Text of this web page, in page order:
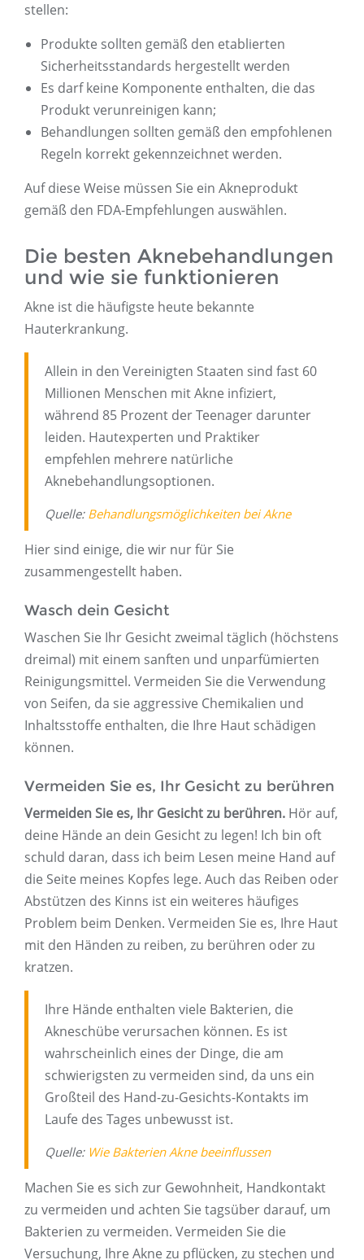
stellen:
Produkte sollten gemäß den etablierten
Sicherheitsstandards hergestellt werden
Es darf keine Komponente enthalten, die das
Produkt verunreinigen kann;
Behandlungen sollten gemäß den empfohlenen
Regeln korrekt gekennzeichnet werden.
Auf diese Weise müssen Sie ein Akneprodukt
gemäß den FDA-Empfehlungen auswählen.
Die besten Aknebehandlungen
und wie sie funktionieren
Akne ist die häufigste heute bekannte
Hauterkrankung.
Allein in den Vereinigten Staaten sind fast 60
Millionen Menschen mit Akne infiziert,
während 85 Prozent der Teenager darunter
leiden. Hautexperten und Praktiker
empfehlen mehrere natürliche
Aknebehandlungsoptionen.
Quelle: Behandlungsmöglichkeiten bei Akne
Hier sind einige, die wir nur für Sie
zusammengestellt haben.
Wasch dein Gesicht
Waschen Sie Ihr Gesicht zweimal täglich (höchstens
dreimal) mit einem sanften und unparfümierten
Reinigungsmittel. Vermeiden Sie die Verwendung
von Seifen, da sie aggressive Chemikalien und
Inhaltsstoffe enthalten, die Ihre Haut schädigen
können.
Vermeiden Sie es, Ihr Gesicht zu berühren
Vermeiden Sie es, Ihr Gesicht zu berühren. Hör auf,
deine Hände an dein Gesicht zu legen! Ich bin oft
schuld daran, dass ich beim Lesen meine Hand auf
die Seite meines Kopfes lege. Auch das Reiben oder
Abstützen des Kinns ist ein weiteres häufiges
Problem beim Denken. Vermeiden Sie es, Ihre Haut
mit den Händen zu reiben, zu berühren oder zu
kratzen.
Ihre Hände enthalten viele Bakterien, die
Akneschübe verursachen können. Es ist
wahrscheinlich eines der Dinge, die am
schwierigsten zu vermeiden sind, da uns ein
Großteil des Hand-zu-Gesichts-Kontakts im
Laufe des Tages unbewusst ist.
Quelle: Wie Bakterien Akne beeinflussen
Machen Sie es sich zur Gewohnheit, Handkontakt
zu vermeiden und achten Sie tagsüber darauf, um
Bakterien zu vermeiden. Vermeiden Sie die
Versuchung, Ihre Akne zu pflücken, zu stechen und